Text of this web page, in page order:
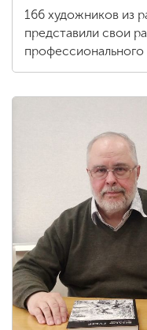
166 художников из
представили свои